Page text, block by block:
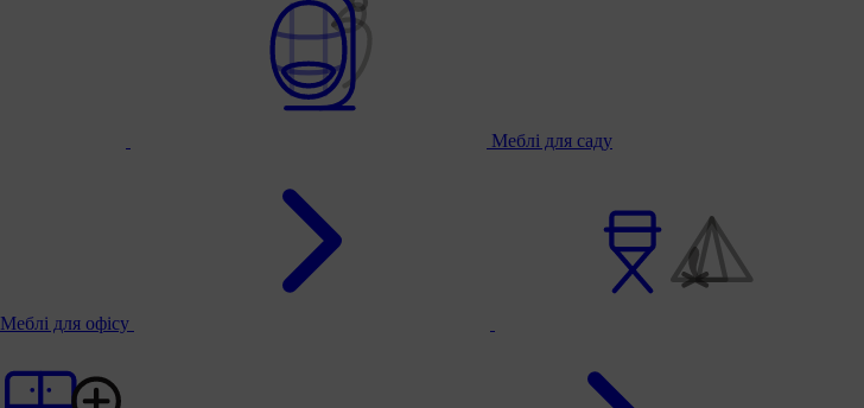
Меблі для саду
Меблі для офісу